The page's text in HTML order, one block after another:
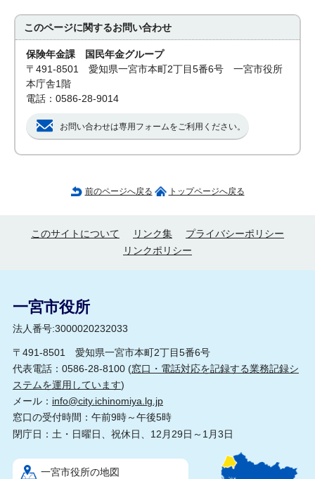
このページに関するお問い合わせ
保険年金課 国民年金グループ
〒491-8501 愛知県一宮市本町2丁目5番6号 一宮市役所
本庁舎1階
電話：0586-28-9014
お問い合わせは専用フォームをご利用ください。
前のページへ戻る トップページへ戻る
このサイトについて リンク集
プライバシーポリシー
リンクポリシー
一宮市役所
法人番号:3000020232033
〒491-8501 愛知県一宮市本町2丁目5番6号
代表電話：0586-28-8100 (窓口・電話対応を記録する業務記録シ
ステムを運用しています)
メール： info@city.ichinomiya.lg.jp
窓口の受付時間：午前9時～午後5時
閉庁日：土・日曜日、祝休日、12月29日～1月3日
一宮市役所の地図